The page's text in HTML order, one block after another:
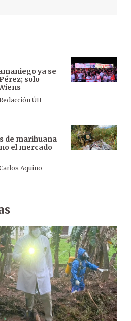
ya se
solo
ÚH
de marihuana
el mercado
Aquino